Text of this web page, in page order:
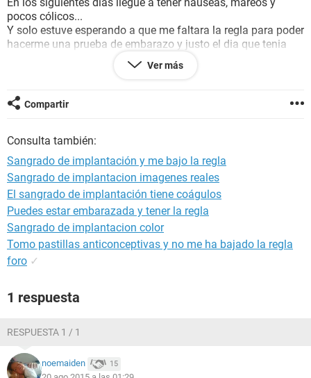
pocos cólicos...
Y solo estuve esperando a que me faltara la regla para poder
hacerme una prueba de embarazo y justo el dia que tenia
que llegarme.. me llego... pero solo es un manchado cafe y
es leve... y solo duro un día...
agradecería si ayuda.
Ver más
Compartir
Consulta también:
Sangrado de implantación y me bajo la regla
Sangrado de implantacion imagenes reales
El sangrado de implantación tiene coágulos
Puedes estar embarazada y tener la regla
Sangrado de implantacion color
Tomo pastillas anticonceptivas y no me ha bajado la regla
foro ✓
1 respuesta
RESPUESTA 1 / 1
noemaiden 15